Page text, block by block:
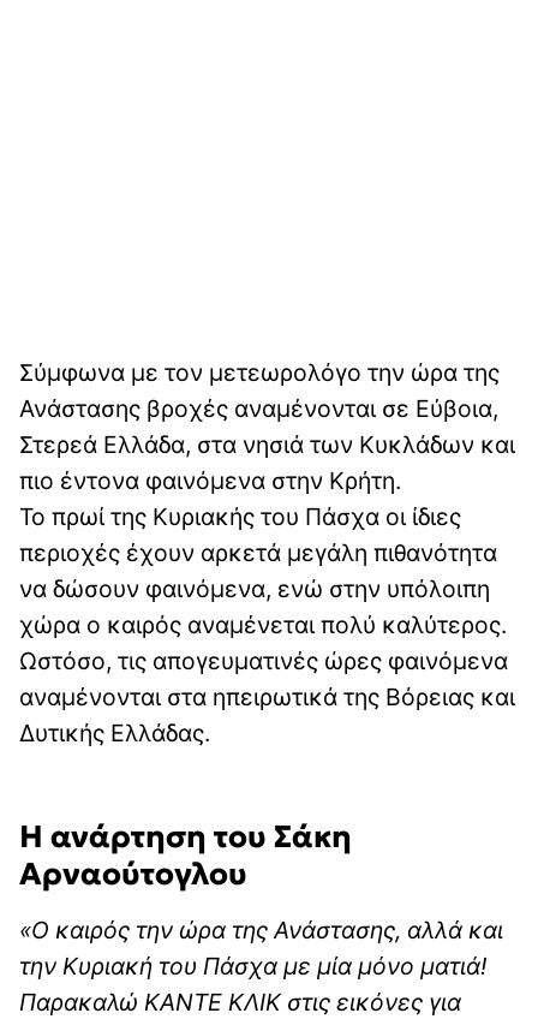
Σύμφωνα με τον μετεωρολόγο την ώρα της
Ανάστασης βροχές αναμένονται σε Εύβοια,
Στερεά Ελλάδα, στα νησιά των Κυκλάδων και
πιο έντονα φαινόμενα στην Κρήτη.
Το πρωί της Κυριακής του Πάσχα οι ίδιες
περιοχές έχουν αρκετά μεγάλη πιθανότητα
να δώσουν φαινόμενα, ενώ στην υπόλοιπη
χώρα ο καιρός αναμένεται πολύ καλύτερος.
Ωστόσο, τις απογευματινές ώρες φαινόμενα
αναμένονται στα ηπειρωτικά της Βόρειας και
Δυτικής Ελλάδας.
Η ανάρτηση του Σάκη
Αρναούτογλου
«Ο καιρός την ώρα της Ανάστασης, αλλά και
την Κυριακή του Πάσχα με μία μόνο ματιά!
Παρακαλώ ΚΑΝΤΕ ΚΛΙΚ στις εικόνες για